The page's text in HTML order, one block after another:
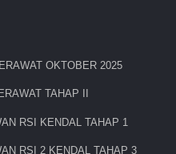
OKTOBER 2025
TAHAP II
RSI KENDAL TAHAP 1
RSI 2 KENDAL TAHAP 3